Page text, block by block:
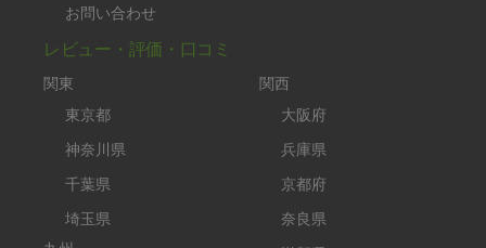
お問い合わせ
レビュー・評価・口コミ
関東
東京都
神奈川県
千葉県
埼玉県
関西
大阪府
兵庫県
京都府
奈良県